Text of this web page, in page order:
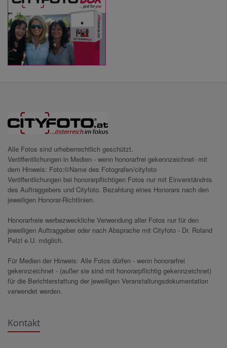
Alle Fotos sind urheberrechtlich geschützt.
Veröffentlichungen in Medien - wenn honorarfrei gekennzeichnet- mit
dem Hinweis: Foto:©Name des Fotografen/cityfoto
Veröffentlichungen bei honorarpflichtigen Fotos nur mit Einverständnis
des Auftraggebers und Cityfoto. Bezahlung eines Honorars nach den
jeweiligen Honorar-Richtlinien.
Honorarfreie werbezweckliche Verwendung aller Fotos nur für den
jeweiligen Auftraggeber oder nach Absprache mit Cityfoto - Dr. Roland
Pelzl e.U. möglich.
Für Medien der Hinweis: Alle Fotos dürfen - wenn honorarfrei
gekennzeichnet - (außer sie sind mit honorarpflichtig gekennzeichnet)
für die Berichterstattung der jeweiligen Veranstaltungsdokumentation
verwendet werden.
Kontakt